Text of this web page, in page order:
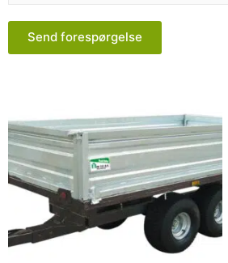
Send forespørgelse